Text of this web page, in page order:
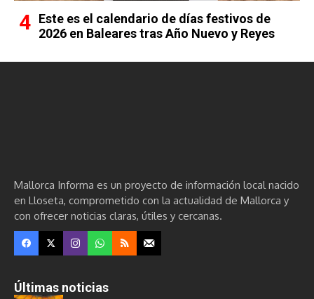
Este es el calendario de días festivos de
2026 en Baleares tras Año Nuevo y Reyes
Mallorca Informa es un proyecto de información local nacido
en Lloseta, comprometido con la actualidad de Mallorca y
con ofrecer noticias claras, útiles y cercanas.
Últimas noticias